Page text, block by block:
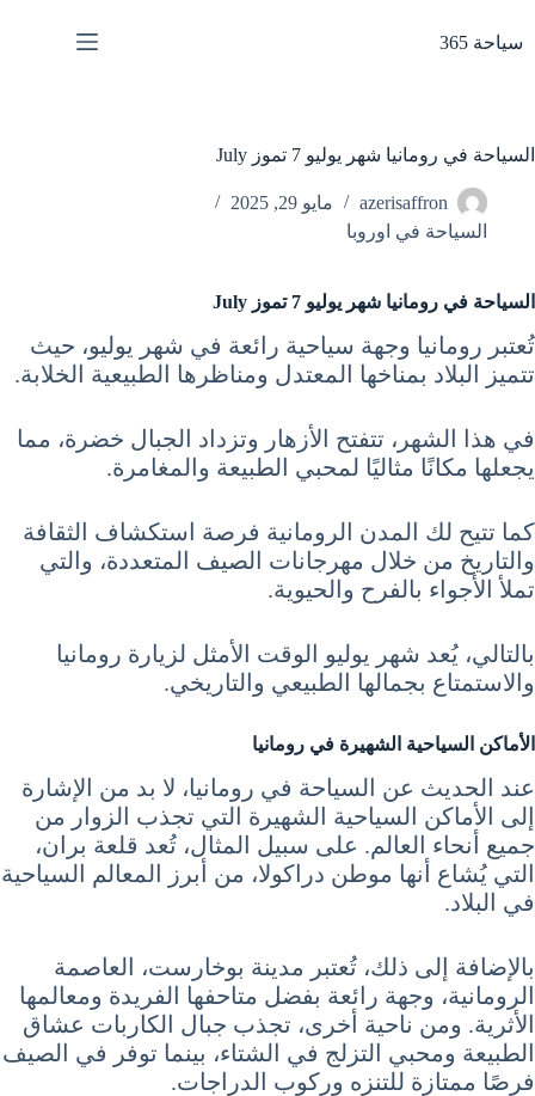
المحتوى
سياحة 365
السياحة في رومانيا شهر يوليو 7 تموز July
azerisaffron
مايو 29, 2025
السياحة في اوروبا
السياحة في رومانيا شهر يوليو 7 تموز July
تُعتبر رومانيا وجهة سياحية رائعة في شهر يوليو، حيث
تتميز البلاد بمناخها المعتدل ومناظرها الطبيعية الخلابة.
في هذا الشهر، تتفتح الأزهار وتزداد الجبال خضرة، مما
يجعلها مكانًا مثاليًا لمحبي الطبيعة والمغامرة.
كما تتيح لك المدن الرومانية فرصة استكشاف الثقافة
والتاريخ من خلال مهرجانات الصيف المتعددة، والتي
تملأ الأجواء بالفرح والحيوية.
بالتالي، يُعد شهر يوليو الوقت الأمثل لزيارة رومانيا
والاستمتاع بجمالها الطبيعي والتاريخي.
الأماكن السياحية الشهيرة في رومانيا
عند الحديث عن السياحة في رومانيا، لا بد من الإشارة
إلى الأماكن السياحية الشهيرة التي تجذب الزوار من
جميع أنحاء العالم. على سبيل المثال، تُعد قلعة بران،
التي يُشاع أنها موطن دراكولا، من أبرز المعالم السياحية
في البلاد.
بالإضافة إلى ذلك، تُعتبر مدينة بوخارست، العاصمة
الرومانية، وجهة رائعة بفضل متاحفها الفريدة ومعالمها
الأثرية. ومن ناحية أخرى، تجذب جبال الكاربات عشاق
الطبيعة ومحبي التزلج في الشتاء، بينما توفر في الصيف
فرصًا ممتازة للتنزه وركوب الدراجات.